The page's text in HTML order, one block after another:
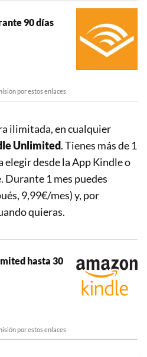
90 días
por estos enlaces
ilimitada, en cualquier
Unlimited. Tienes más de 1
desde la App Kindle o
1 mes puedes
9,99€/mes) y, por
quieras.
hasta 30
por estos enlaces